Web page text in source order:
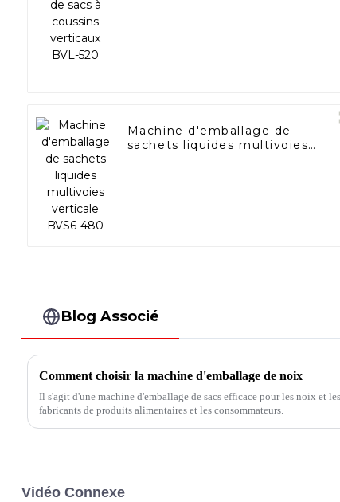
Machine d'emballage de
sachets liquides multivoies
Blog Associé
Comment choisir la machine d'emballage de noix
Il s'agit d'une machine d'emballage de sacs efficace pour les noix et
fabricants de produits alimentaires et les consommateurs.
Vidéo Connexe